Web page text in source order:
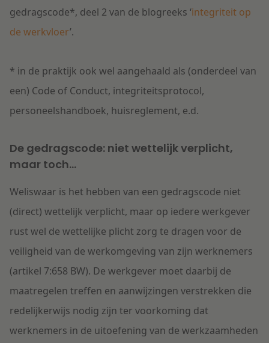
gedragscode*, deel 2 van de blogreeks ‘integriteit op
de werkvloer’.
* in de praktijk ook wel aangehaald als (onderdeel van
een) Code of Conduct, integriteitsprotocol,
personeelshandboek, huisreglement, e.d.
De gedragscode: niet wettelijk verplicht,
maar toch...
Weliswaar is het hebben van een gedragscode niet
(direct) wettelijk verplicht, maar op iedere werkgever
rust wel de wettelijke plicht zorg te dragen voor de
veiligheid van de werkomgeving van zijn werknemers
(artikel 7:658 BW). De werkgever moet daarbij de
maatregelen treffen en aanwijzingen verstrekken die
redelijkerwijs nodig zijn ter voorkoming dat
werknemers in de uitoefening van de werkzaamheden